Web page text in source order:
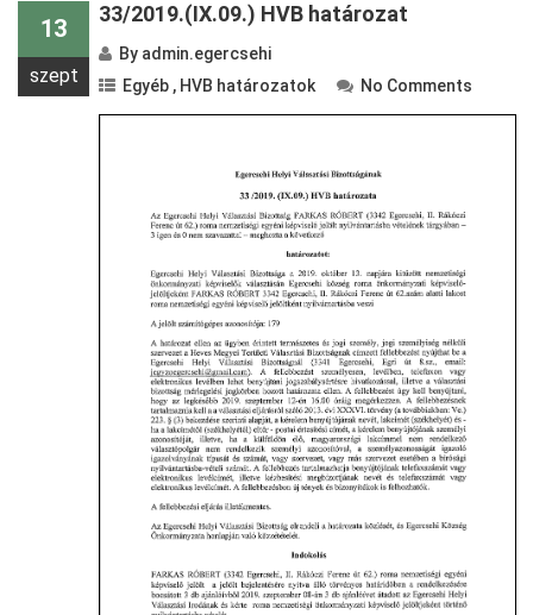
13
szept
33/2019.(IX.09.) HVB határozat
By admin.egercsehi
Egyéb , HVB határozatok No Comments